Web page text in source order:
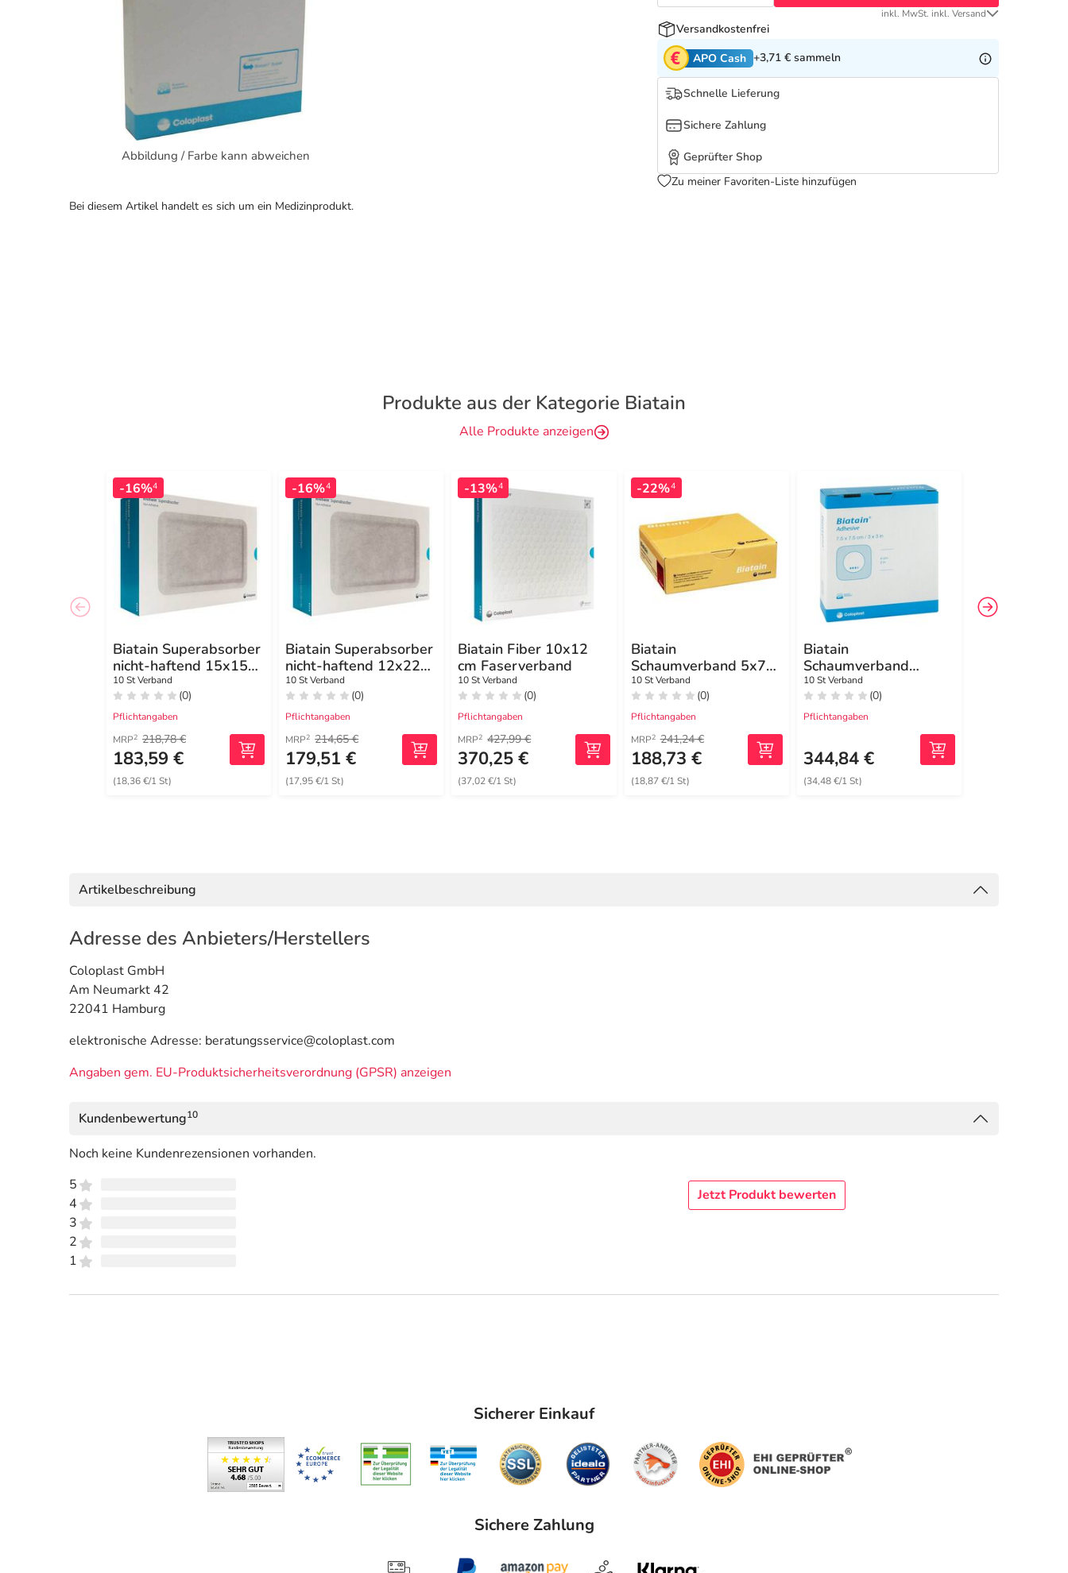
Abbildung / Farbe kann abweichen
inkl. MwSt. inkl. Versand
Versandkostenfrei
APO Cash +3,71 € sammeln
Schnelle Lieferung
Sichere Zahlung
Geprüfter Shop
Zu meiner Favoriten-Liste hinzufügen
Bei diesem Artikel handelt es sich um ein Medizinprodukt.
Produkte aus der Kategorie Biatain
Alle Produkte anzeigen
-16%4
Biatain Superabsorber
nicht-haftend 15x15
cm
10 St Verband
(0)
Pflichtangaben
MRP2 218,78 €
183,59 €
(18,36 €/1 St)
-16%4
Biatain Superabsorber
nicht-haftend 12x22
cm
10 St Verband
(0)
Pflichtangaben
MRP2 214,65 €
179,51 €
(17,95 €/1 St)
-13%4
Biatain Fiber 10x12
cm Faserverband
10 St Verband
(0)
Pflichtangaben
MRP2 427,99 €
370,25 €
(37,02 €/1 St)
-22%4
Biatain
Schaumverband 5x7
cm nicht haftend
10 St Verband
(0)
Pflichtangaben
MRP2 241,24 €
188,73 €
(18,87 €/1 St)
Biatain
Schaumverband
7,5x7,5 cm selbst
haftend
10 St Verband
(0)
Pflichtangaben
344,84 €
(34,48 €/1 St)
Artikelbeschreibung
Adresse des Anbieters/Herstellers
Coloplast GmbH
Am Neumarkt 42
22041 Hamburg
elektronische Adresse: beratungsservice@coloplast.com
Angaben gem. EU-Produktsicherheitsverordnung (GPSR) anzeigen
Kundenbewertung10
Noch keine Kundenrezensionen vorhanden.
5
4
3
2
1
Jetzt Produkt bewerten
Sicherer Einkauf
Sichere Zahlung